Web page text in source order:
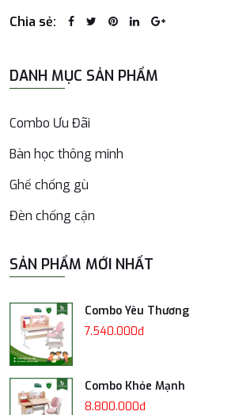
Chia sẻ:
DANH MỤC SẢN PHẨM
Combo Ưu Đãi
Bàn học thông minh
Ghế chống gù
Đèn chống cận
SẢN PHẨM MỚI NHẤT
Combo Yêu Thương
7.540.000đ
Combo Khỏe Mạnh
8.800.000đ